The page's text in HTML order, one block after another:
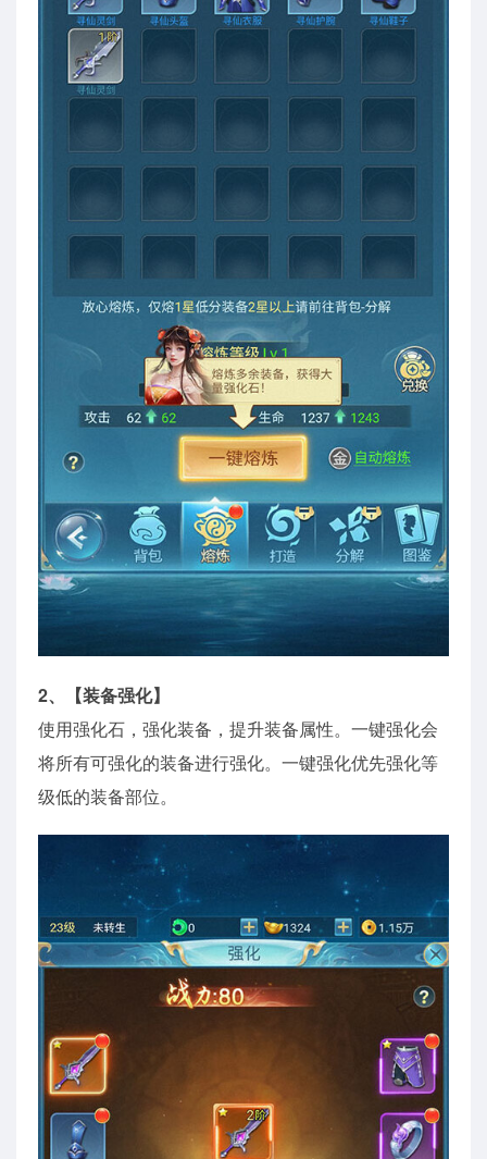
2、【装备强化】
使用强化石，强化装备，提升装备属性。一键强化会
将所有可强化的装备进行强化。一键强化优先强化等
级低的装备部位。